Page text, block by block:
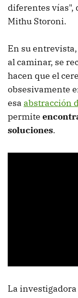
diferentes vías",
Mithu Storoni.
En su
al caminar, se
hacen que el
obsesivamente
esa abstracción
permite
soluciones.
La